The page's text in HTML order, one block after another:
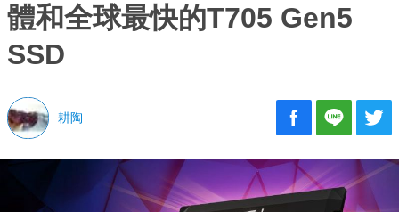
體和全球最快的T705 Gen5
SSD
耕陶